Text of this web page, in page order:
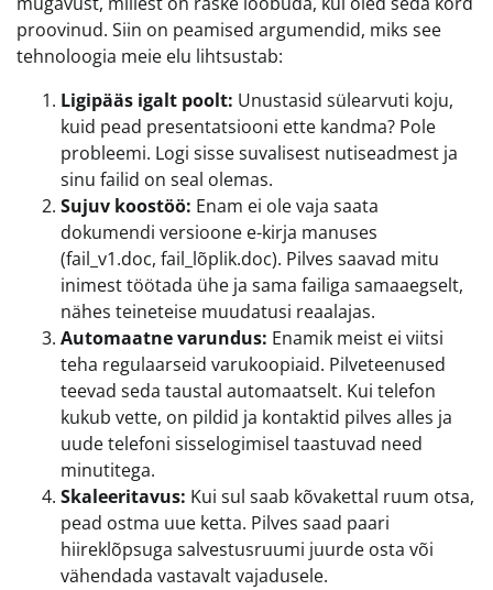
proovinud. Siin on peamised argumendid, miks see
tehnoloogia meie elu lihtsustab:
Ligipääs igalt poolt: Unustasid sülearvuti koju,
kuid pead presentatsiooni ette kandma? Pole
probleemi. Logi sisse suvalisest nutiseadmest ja
sinu failid on seal olemas.
Sujuv koostöö: Enam ei ole vaja saata
dokumendi versioone e-kirja manuses
(fail_v1.doc, fail_lõplik.doc). Pilves saavad mitu
inimest töötada ühe ja sama failiga samaaegselt,
nähes teineteise muudatusi reaalajas.
Automaatne varundus: Enamik meist ei viitsi
teha regulaarseid varukoopiaid. Pilveteenused
teevad seda taustal automaatselt. Kui telefon
kukub vette, on pildid ja kontaktid pilves alles ja
uude telefoni sisselogimisel taastuvad need
minutitega.
Skaleeritavus: Kui sul saab kõvakettal ruum otsa,
pead ostma uue ketta. Pilves saad paari
hiireklõpsuga salvestusruumi juurde osta või
vähendada vastavalt vajadusele.